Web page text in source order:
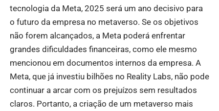
tecnologia da Meta, 2025 será um ano decisivo para
o futuro da empresa no metaverso. Se os objetivos
não forem alcançados, a Meta poderá enfrentar
grandes dificuldades financeiras, como ele mesmo
mencionou em documentos internos da empresa. A
Meta, que já investiu bilhões no Reality Labs, não pode
continuar a arcar com os prejuízos sem resultados
claros. Portanto, a criação de um metaverso mais